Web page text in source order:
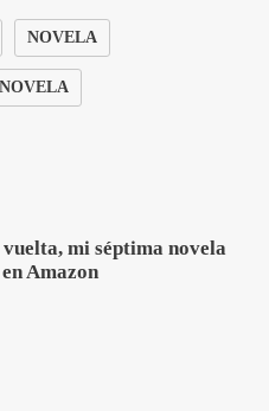
NOVELA
mi séptima novela
Amazon